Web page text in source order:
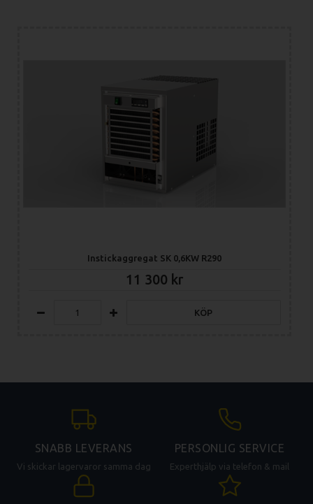
Instickaggregat SK 0,6KW R290
11 300
KÖP
SNABB LEVERANS
Vi skickar lagervaror samma dag
PERSONLIG SERVICE
Experthjälp via telefon & mail